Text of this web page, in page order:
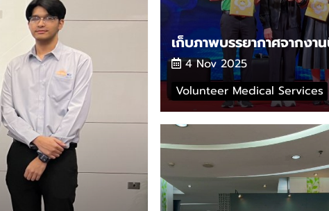
4 Nov 2025
Volunteer Medical Services